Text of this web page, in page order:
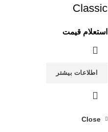
Classic
استعلام قیمت
اطلاعات بیشتر
Close